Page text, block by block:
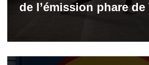
de l’émission phare de